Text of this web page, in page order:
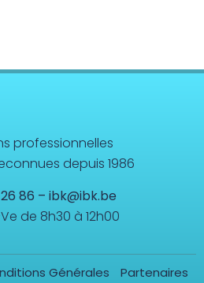
professionnelles
depuis 1986
86 – ibk@ibk.be
de 8h30 à 12h00
Générales Partenaires